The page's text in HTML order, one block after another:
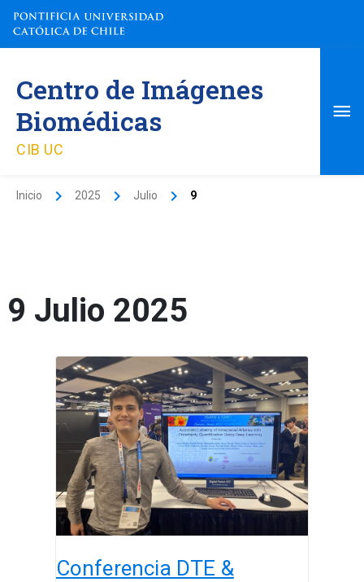
contenido
Centro de Imágenes
Biomédicas
CIB UC
Inicio 2025 Julio 9
9 Julio 2025
Conferencia DTE &
Conferencia
DTE
&
AICOMAS
2025